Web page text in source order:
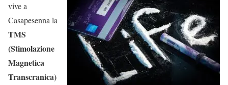
vive a
Casapesenna la
TMS
(Stimolazione
Magnetica
Transcranica)